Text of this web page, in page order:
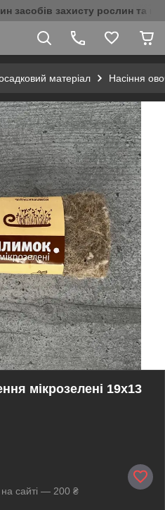
засобів захисту рослин та
матеріал Насіння
мікрозелені 19х13
сайті — 200 ₴